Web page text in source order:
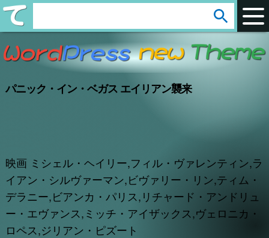
パニック・イン・ベガス エイリアン襲来
映画 ミシェル・ヘイリー,フィル・ヴァレンティン,ラ
イアン・シルヴァーマン,ビヴァリー・リン,ティム・
デラニー,ビアンカ・パリス,リチャード・アンドリュ
ー・エヴァンス,ミッチ・アイザックス,ヴェロニカ・
ロペス,ジリアン・ピズート
e
a
c
arrow_circle_down